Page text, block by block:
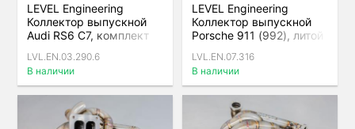
LEVEL Engineering
Коллектор выпускной
Audi RS6 C7, комплект
LVL.EN.03.290.6
В наличии
LEVEL Engineering
Коллектор выпускной
Porsche 911 (992), литой
LVL.EN.07.316
В наличии